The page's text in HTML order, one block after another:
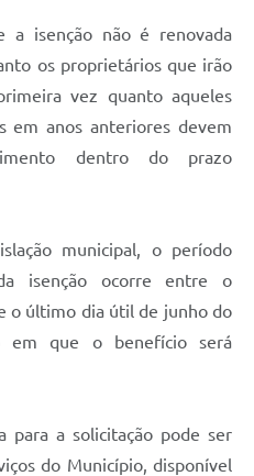
a isenção não é renovada
os proprietários que irão
vez quanto aqueles
em anos anteriores devem
dentro do prazo
municipal, o período
isenção ocorre entre o
o último dia útil de junho do
em que o benefício será
para a solicitação pode ser
do Município, disponível